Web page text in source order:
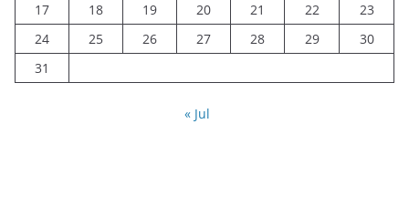
17
18 19 20 21 22
23
24
25 26 27 28 29
30
31
« Jul